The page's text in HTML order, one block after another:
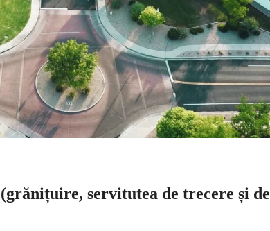
servitutea de trecere și de